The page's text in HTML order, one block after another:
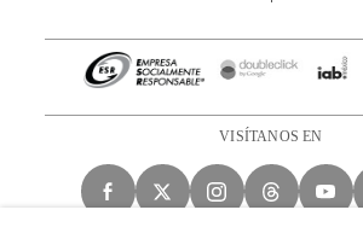
VISÍTANOS EN